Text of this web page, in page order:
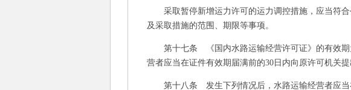
采取暂停新增运力许可的运力调控措施，应当符合
及采取措施的范围、期限等事项。
第十七条 《国内水路运输经营许可证》的有效期
营者应当在证件有效期届满前的30日内向原许可机关
第十八条 发生下列情况后，水路运输经营者应当